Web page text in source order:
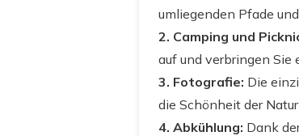
umliegenden Pfade
2. Camping und
auf und verbringen Sie
3. Fotografie: Die
die Schönheit der
4. Abkühlung: Dank